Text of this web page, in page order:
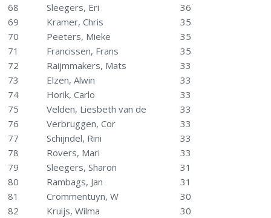
68
Sleegers, Eri
36
69
Kramer, Chris
35
70
Peeters, Mieke
35
71
Francissen, Frans
35
72
Raijmmakers, Mats
33
73
Elzen, Alwin
33
74
Horik, Carlo
33
75
Velden, Liesbeth van de
33
76
Verbruggen, Cor
33
77
Schijndel, Rini
33
78
Rovers, Mari
33
79
Sleegers, Sharon
31
80
Rambags, Jan
31
81
Crommentuyn, W
30
82
Kruijs, Wilma
30